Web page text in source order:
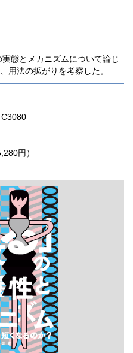
実態とメカニズムについて論じ
用法の拡がりを考察した。
円）